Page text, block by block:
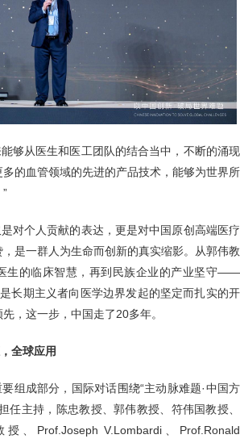
够从医生和医工团队的结合当中，不断的涌现
的血管领域的先进的产品技术，能够为世界所
对个人贡献的表达，更是对中国原创高端医疗
是一群人为生命而创新的真实缩影。从郭伟教
生的临床智慧，再到民族企业的产业坚守——
长期主义者向医学边界发起的坚定而扎实的开
，这一步，中国走了20多年。
全球应用
组成部分，国际对话围绕“主动脉难题·中国方
任主持，陈忠教授、郭伟教授、符伟国教授、
、Prof.Joseph V.Lombardi、Prof.Ronald